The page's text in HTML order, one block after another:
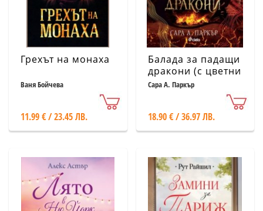
Грехът на монаха
Ваня Бойчева
11.99 € / 23.45 ЛВ.
Балада за падащи
дракони (с цветни
порезки)
Сара А. Паркър
18.90 € / 36.97 ЛВ.